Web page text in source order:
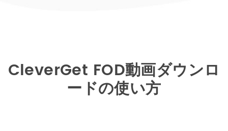
CleverGet FOD動画ダウンロ
ードの使い方